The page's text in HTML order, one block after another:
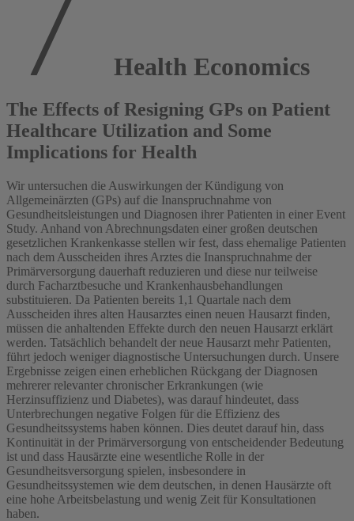
Health Economics
The Effects of Resigning GPs on Patient
Healthcare Utilization and Some
Implications for Health
Wir untersuchen die Auswirkungen der Kündigung von
Allgemeinärzten (GPs) auf die Inanspruchnahme von
Gesundheitsleistungen und Diagnosen ihrer Patienten in einer Event
Study. Anhand von Abrechnungsdaten einer großen deutschen
gesetzlichen Krankenkasse stellen wir fest, dass ehemalige Patienten
nach dem Ausscheiden ihres Arztes die Inanspruchnahme der
Primärversorgung dauerhaft reduzieren und diese nur teilweise
durch Facharztbesuche und Krankenhausbehandlungen
substituieren. Da Patienten bereits 1,1 Quartale nach dem
Ausscheiden ihres alten Hausarztes einen neuen Hausarzt finden,
müssen die anhaltenden Effekte durch den neuen Hausarzt erklärt
werden. Tatsächlich behandelt der neue Hausarzt mehr Patienten,
führt jedoch weniger diagnostische Untersuchungen durch. Unsere
Ergebnisse zeigen einen erheblichen Rückgang der Diagnosen
mehrerer relevanter chronischer Erkrankungen (wie
Herzinsuffizienz und Diabetes), was darauf hindeutet, dass
Unterbrechungen negative Folgen für die Effizienz des
Gesundheitssystems haben können. Dies deutet darauf hin, dass
Kontinuität in der Primärversorgung von entscheidender Bedeutung
ist und dass Hausärzte eine wesentliche Rolle in der
Gesundheitsversorgung spielen, insbesondere in
Gesundheitssystemen wie dem deutschen, in denen Hausärzte oft
eine hohe Arbeitsbelastung und wenig Zeit für Konsultationen
haben.